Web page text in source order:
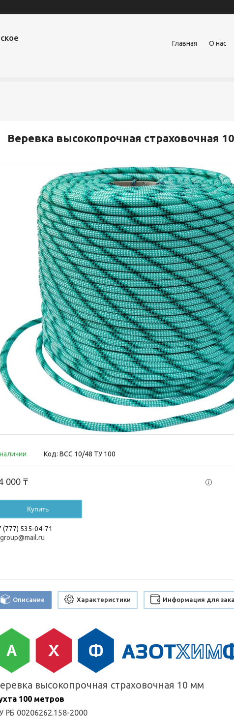
Главная О нас
Веревка высокопрочная страховочная
Код: ВСС 10/48 ТУ 100
000 ₸
Купить
(777) 535-04-71
Описание Характеристики Информация для
высокопрочная страховочная 10 мм
100 метров
РБ 00206262.158-2000